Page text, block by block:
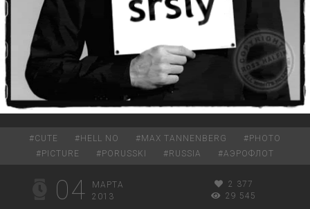
#CUTE # HELL NO # MAX TANNENBERG # PHOTO
# PICTURE # PORUSSKI # RUSSIA #АЭРОФЛОТ
04
МАРТА
2013
2 377
29 545